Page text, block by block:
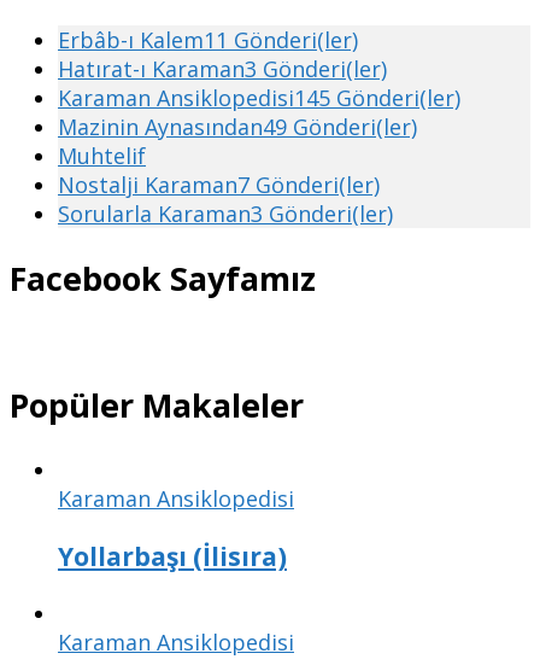
Erbâb-ı Kalem11 Gönderi(ler)
Hatırat-ı Karaman3 Gönderi(ler)
Karaman Ansiklopedisi145 Gönderi(ler)
Mazinin Aynasından49 Gönderi(ler)
Muhtelif
Nostalji Karaman7 Gönderi(ler)
Sorularla Karaman3 Gönderi(ler)
Facebook Sayfamız
Popüler Makaleler
Karaman Ansiklopedisi
Yollarbaşı (İlisıra)
Karaman Ansiklopedisi